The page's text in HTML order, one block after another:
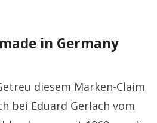
in Germany
diesem Marken-Claim
bei Eduard Gerlach vom